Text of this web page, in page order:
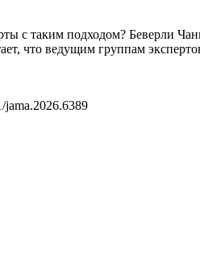
с таким подходом? Беверли
что ведущим группам